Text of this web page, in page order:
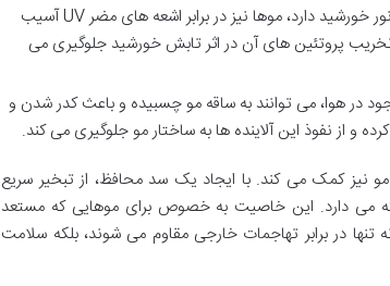
همانطور که پوست ما نیاز به محافظت در برابر نور خورشید دارد، موها نیز در برابر اشعه های مضر UV آسیب
پروتئین های آن در اثر تابش خورشید جلوگیری می
در هوا، می توانند به ساقه مو چسبیده و باعث کدر شدن و
و از نفوذ این آلاینده ها به ساختار مو جلوگیری می کند.
نیز کمک می کند. با ایجاد یک سد محافظ، از تبخیر سریع
می دارد. این خاصیت به خصوص برای موهایی که مستعد
در برابر تهاجمات خارجی مقاوم می شوند، بلکه سلامت